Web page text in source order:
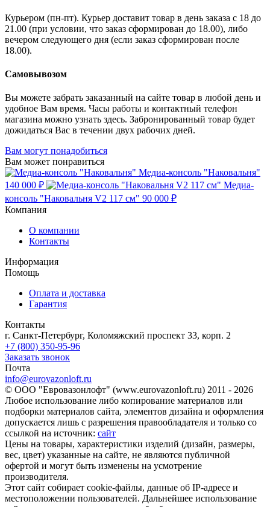
Курьером (пн-пт). Курьер доставит товар в день заказа с 18 до
21.00 (при условии, что заказ сформирован до 18.00), либо
вечером следующего дня (если заказ сформирован после
18.00).
Самовывозом
Вы можете забрать заказанный на сайте товар в любой день и
удобное Вам время. Часы работы и контактный телефон
магазина можно узнать здесь. Забронированный товар будет
дожидаться Вас в течении двух рабочих дней.
Вам могут понадобиться
Вам может понравиться
Медиа-консоль "Наковальня"
140 000 ₽
Медиа-
консоль "Наковальня V2 117 см" 90 000 ₽
Компания
О компании
Контакты
Информация
Помощь
Оплата и доставка
Гарантия
Контакты
г. Санкт-Петербург, Коломяжский проспект 33, корп. 2
+7 (800) 350-95-96
Заказать звонок
Почта
info@eurovazonloft.ru
© ООО "Евровазонлофт" (www.eurovazonloft.ru) 2011 - 2026
Любое использование либо копирование материалов или
подборки материалов сайта, элементов дизайна и оформления
допускается лишь с разрешения правообладателя и только со
ссылкой на источник: сайт
Цены на товары, характеристики изделий (дизайн, размеры,
вес, цвет) указанные на сайте, не являются публичной
офертой и могут быть изменены на усмотрение
производителя.
Этот сайт собирает cookie-файлы, данные об IP-адресе и
местоположении пользователей. Дальнейшее использование